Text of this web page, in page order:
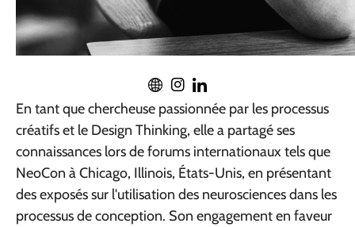
En tant que chercheuse passionnée par les processus
créatifs et le Design Thinking, elle a partagé ses
connaissances lors de forums internationaux tels que
NeoCon à Chicago, Illinois, États-Unis, en présentant
des exposés sur l'utilisation des neurosciences dans les
processus de conception. Son engagement en faveur